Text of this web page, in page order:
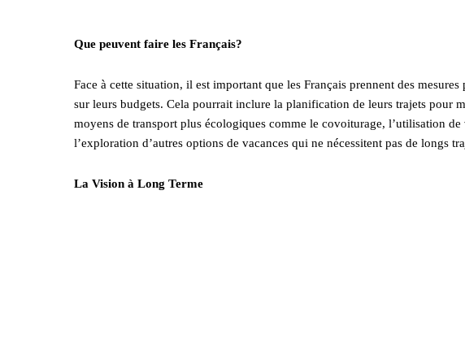
Que peuvent faire les Français?
Face à cette situation, il est important que les Français prennent des
sur leurs budgets. Cela pourrait inclure la planification de leurs trajets pour
moyens de transport plus écologiques comme le covoiturage, l’utilisation
l’exploration d’autres options de vacances qui ne nécessitent pas de longs
La Vision à Long Terme